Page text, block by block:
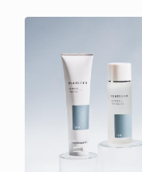
メンバー登録案内
ご使用上の注意